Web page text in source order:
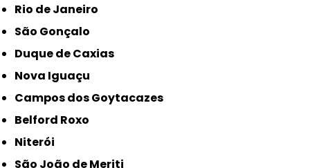
Rio de Janeiro
São Gonçalo
Duque de Caxias
Nova Iguaçu
Campos dos Goytacazes
Belford Roxo
Niterói
São João de Meriti